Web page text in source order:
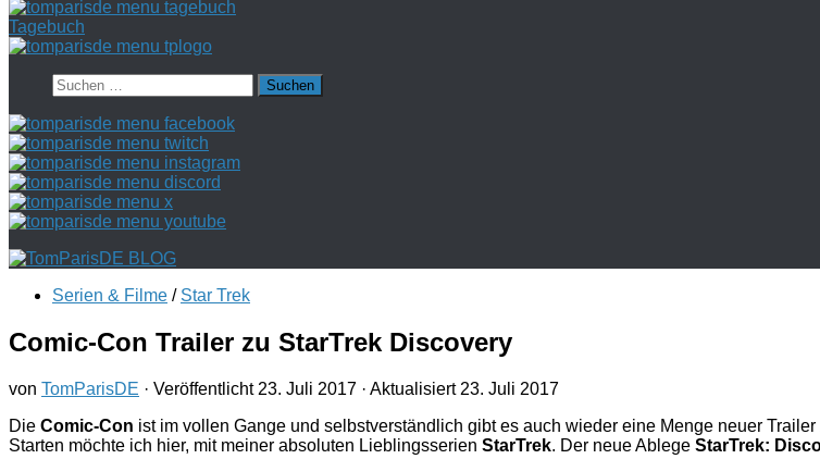
Tagebuch
Suchen
nach:
Serien & Filme / Star Trek
Comic-Con Trailer zu StarTrek Discovery
von TomParisDE · Veröffentlicht 23. Juli 2017 · Aktualisiert 23. Juli 2017
Die Comic-Con ist im vollen Gange und selbstverständlich gibt es auch wieder eine Menge neuer
Starten möchte ich hier, mit meiner absoluten Lieblingsserien StarTrek. Der neue Ablege StarTrek: